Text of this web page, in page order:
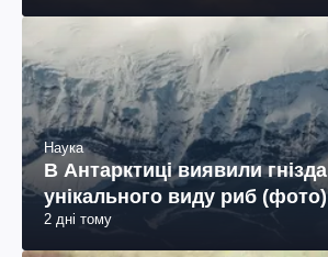
Наука
В Антарктиці виявили гнізда
унікального виду риб (фото)
2 дні тому